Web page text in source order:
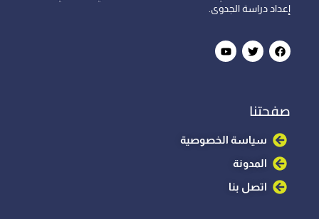
إعداد دراسة الجدوى.
صفحتنا
سياسة الخصوصية
المدونة
اتصل بنا